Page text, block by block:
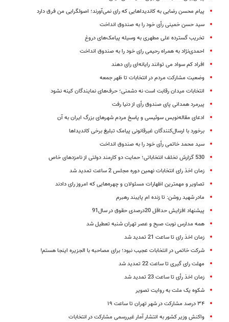
پیام محسن رضایی به کاندیداهایی که رای نمی‌آورند؛ اصولگرایی من فرق دارد
سید حسن خمینی رأی خود را به صندوق انداخت
تخریب گسترده علی مطهری به وسیله پیامک‌های دروغ
احمدی‌‌نژاد به همراه رحیمی رای خود را به صندوق انداخت
افراد کم سواد می توانند رایانه‌ای رای دهند
وضعیت مشارکت مردم در انتخابات تا ظهر جمعه
انتخابات میدان رقابت است نه دشمنی؛ حرف‌های نمایندگان کینه نشود
پیرمرد همدانی پای صندوق رأی از دنیا رفت
ادعای مقاله‌نویس سوئیسی و پاسخ مردم شهرهای بزرگ ایران به آن
برخورد با ارسال‌کنندگان غیرقانونی پیامک تبلیغ برخی کاندیداها
سید محمد خاتمی رأی خود را به صندوق انداخت
530 گزارش تخلف انتخاباتی؛ حمایت دو کارمند دولتی از نامزدهای خاص
زمان اخذ رای انتخابات نهمین دوره مجلس 2 ساعت تمدید شد
تصاویر و مهمترین اظهارات مسئولان و چهره‌هایی که امروز رای دادند
مادر شهید روشن: تا زنده ام پایبند رهبرم
پیشنهاد افزایش حداقل 20درصدی حقوق در سال91
همه مدارس نوبت صبح و عصر تهران شنبه تعطیل شد
زمان اخذ رای تا ساعت 21 تمدید شد
شرکت خاتمی در انتخابات عجیب نبود؛ برای مصاحبه با الجزیره اینجا هستم!
مهلت رای گیری تا ساعت 22 تمدید شد
زمان اخذ رأی تا ساعت 23 تمدید شد
شکوه یک ملت به روایت تصویر
۳۴ درصد مشارکت در شهر تهران تا ساعت ۱۹
واکنش وزیر کشور به انتشار آمار غیررسمی مشارکت در انتخابات